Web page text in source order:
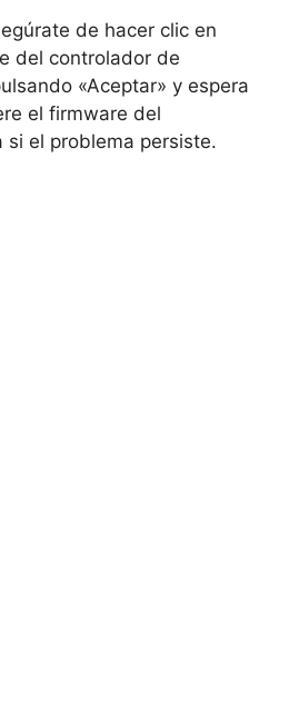
de hacer clic en
del controlador de
«Aceptar» y espera
el firmware del
si el problema persiste.